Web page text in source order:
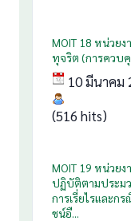
MOIT 18 หน่วย
ทุจริต (การควบ
10 มีนาคม
(516 hits)
MOIT 19 หน่วยง
ปฏิบัติตามประม
การเรี่ยไรและก
ชน์อื...